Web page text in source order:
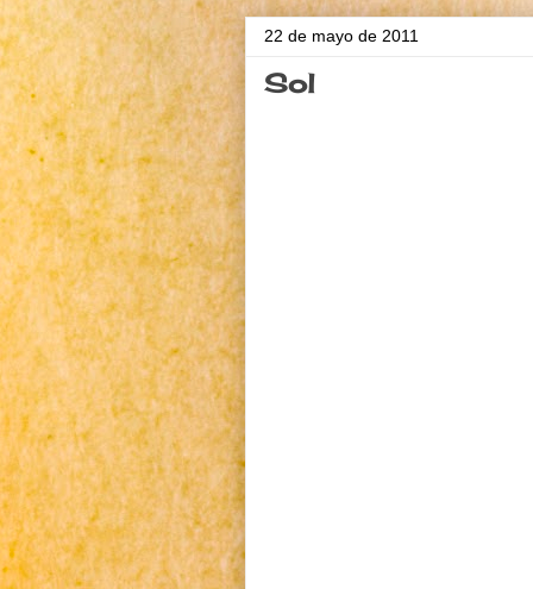
22 de mayo de 2011
Sol